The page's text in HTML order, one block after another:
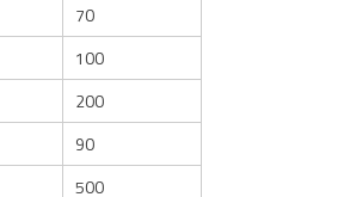
70
100
200
90
500